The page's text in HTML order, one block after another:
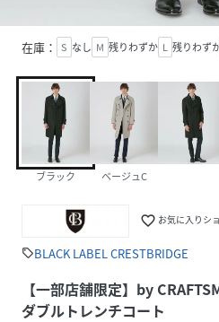
在庫： S なし M 残りわずか L 残りわず
ブラック ベージュC
favorite_border お気に入りシ
sellBLACK LABEL CRESTBRIDGE
【一部店舗限定】by
ダブルトレンチコート